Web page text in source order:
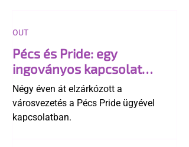
Pécs és Pride: egy
ingoványos kapcsolat
története
Négy éven át elzárkózott a
városvezetés a Pécs Pride ügyével
kapcsolatban.
OUT